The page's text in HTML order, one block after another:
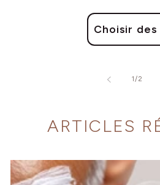
Choisir
1/de
2
ARTICLES